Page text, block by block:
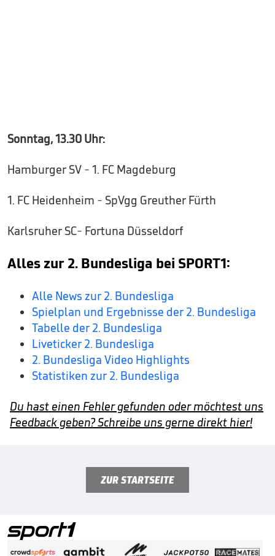
Sonntag, 13.30 Uhr:
Hamburger SV - 1. FC Magdeburg
1. FC Heidenheim - SpVgg Greuther Fürth
Karlsruher SC- Fortuna Düsseldorf
Alles zur 2. Bundesliga bei SPORT1:
Alle News zur 2. Bundesliga
Spielplan und Ergebnisse der 2. Bundesliga
Tabelle der 2. Bundesliga
Liveticker 2. Bundesliga
2. Bundesliga Video Highlights
Statistiken zur 2. Bundesliga
Du hast einen Fehler gefunden oder möchtest uns
Feedback geben? Schreibe uns gerne direkt hier!
ZUR STARTSEITE